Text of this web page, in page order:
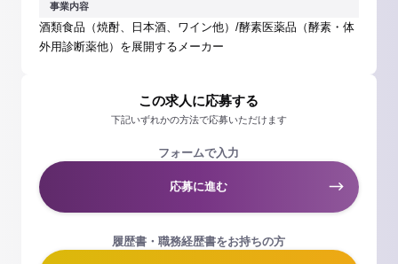
事業内容
酒類食品（焼酎、日本酒、ワイン他）/酵素医薬品（酵素・体
外用診断薬他）を展開するメーカー
この求人に応募する
下記いずれかの方法で応募いただけます
フォームで入力
応募に進む
履歴書・職務経歴書をお持ちの方